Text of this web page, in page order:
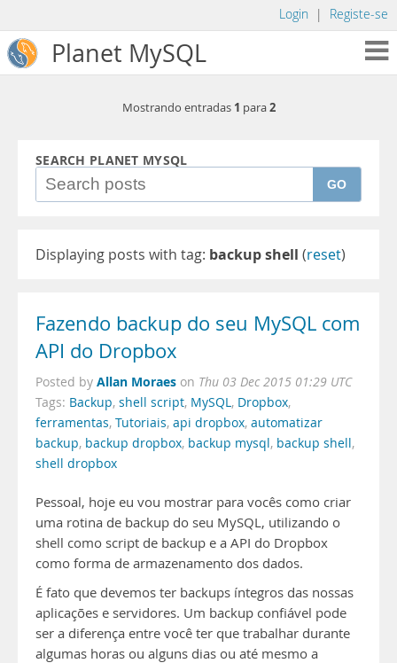
Login | Registe-se
Planet MySQL
Mostrando entradas 1 para2
SEARCH PLANET MYSQL
GO
Displaying posts with tag: backup shell (reset)
Fazendo backup do seu MySQL com
API do Dropbox
Posted by Allan Moraes on Thu 03 Dec 2015 01:29 UTC
Tags: Backup, shell script, MySQL, Dropbox,
ferramentas, Tutoriais, api dropbox, automatizar
backup, backup dropbox, backup mysql, backup shell,
shell dropbox
Pessoal, hoje eu vou mostrar para vocês como criar
uma rotina de backup do seu MySQL, utilizando o
shell como script de backup e a API do Dropbox
como forma de armazenamento dos dados.
É fato que devemos ter backups íntegros das nossas
aplicações e servidores. Um backup confiável pode
ser a diferença entre você ter que trabalhar durante
algumas horas ou alguns dias ou até mesmo a